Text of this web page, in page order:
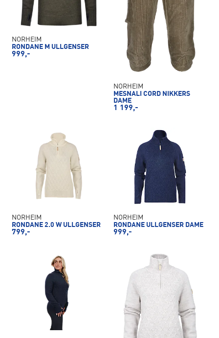
NORHEIM
RONDANE M ULLGENSER
999,-
NORHEIM
MESNALI CORD NIKKERS
DAME
1 199,-
NORHEIM
RONDANE 2.0 W ULLGENSER
799,-
NORHEIM
RONDANE ULLGENSER DAME
999,-